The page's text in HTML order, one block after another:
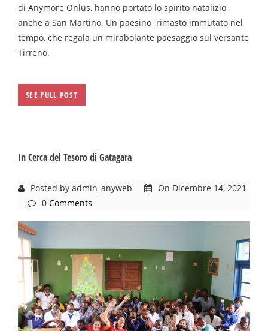
di Anymore Onlus, hanno portato lo spirito natalizio
anche a San Martino. Un paesino rimasto immutato nel
tempo, che regala un mirabolante paesaggio sul versante
Tirreno.
SEE FULL POST
In Cerca del Tesoro di Gatagara
Posted by admin_anyweb
On Dicembre 14, 2021
0 Comments